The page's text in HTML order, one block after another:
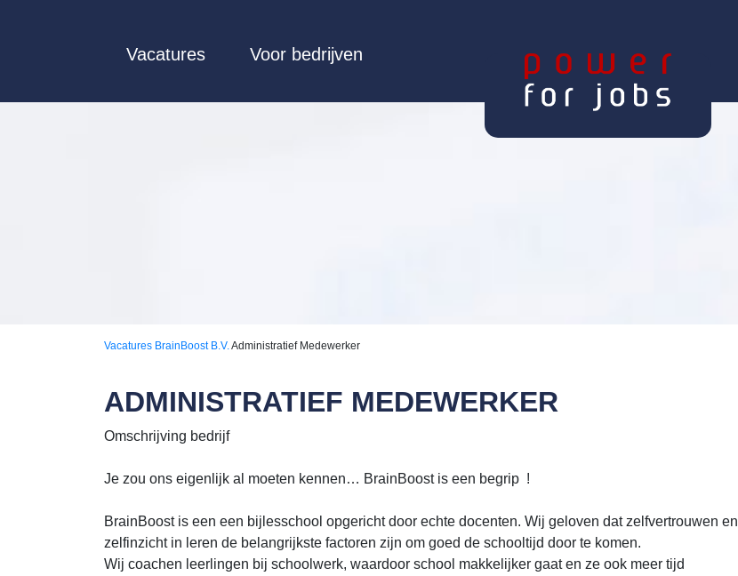
Vacatures Voor bedrijven
Vacatures BrainBoost B.V.Administratief Medewerker
ADMINISTRATIEF MEDEWERKER
Omschrijving bedrijf
Je zou ons eigenlijk al moeten kennen… BrainBoost is een begrip !
BrainBoost is een een bijlesschool opgericht door echte docenten. Wij geloven dat zelfvertrouwen en
zelfinzicht in leren de belangrijkste factoren zijn om goed de schooltijd door te komen.
Wij coachen leerlingen bij schoolwerk, waardoor school makkelijker gaat en ze ook meer tijd